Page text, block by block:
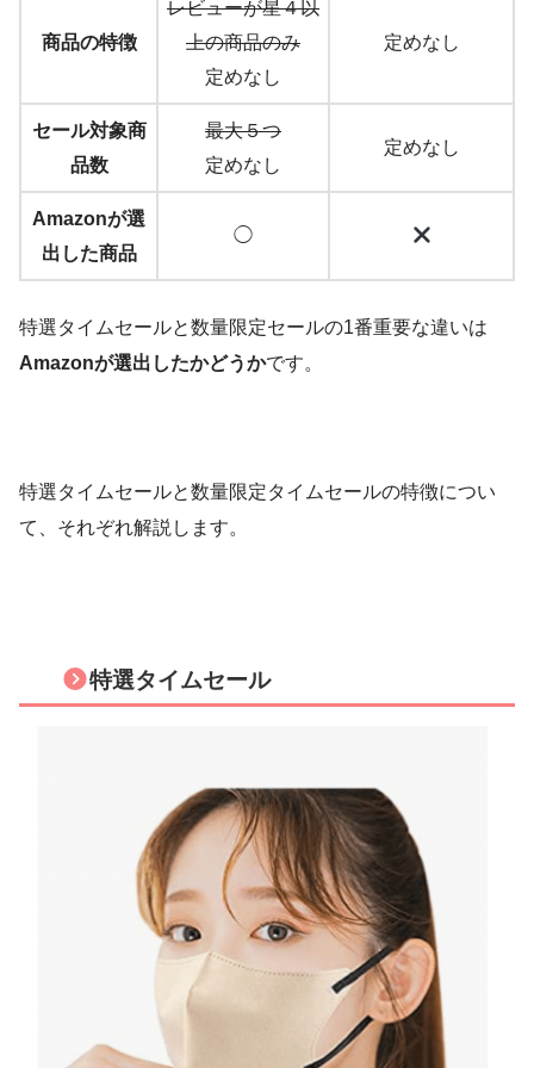
商品の特徴
レビューが星４以
上の商品のみ
定めなし
定めなし
セール対象商
品数
最大５つ
定めなし
定めなし
Amazonが選
出した商品
◯
特選タイムセールと数量限定セールの1番重要な違いは
Amazonが選出したかどうかです。
特選タイムセールと数量限定タイムセールの特徴につい
て、それぞれ解説します。
特選タイムセール